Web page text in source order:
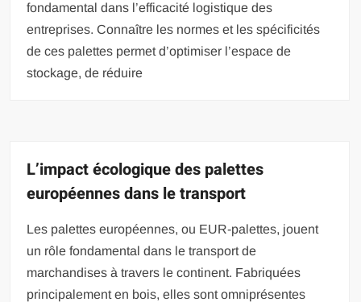
fondamental dans l’efficacité logistique des
entreprises. Connaître les normes et les spécificités
de ces palettes permet d’optimiser l’espace de
stockage, de réduire
L’impact écologique des palettes
européennes dans le transport
Les palettes européennes, ou EUR-palettes, jouent
un rôle fondamental dans le transport de
marchandises à travers le continent. Fabriquées
principalement en bois, elles sont omniprésentes